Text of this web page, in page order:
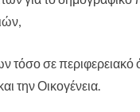
τόσο σε περιφερειακό
την Οικογένεια.
– Η
Οι πρακτικές
Βαγγέλη